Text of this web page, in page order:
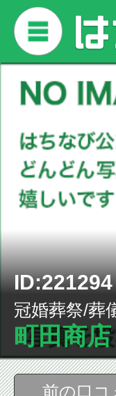
ID:221294
冠婚葬祭/葬
町田商店
前の口コ